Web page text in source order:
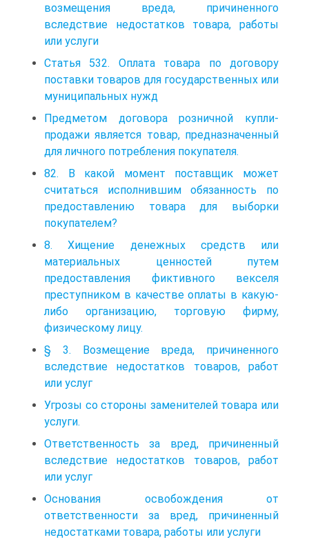
возмещения вреда, причиненного
вследствие недостатков товара, работы
или услуги
Статья 532. Оплата товара по договору
поставки товаров для государственных или
муниципальных нужд
Предметом договора розничной купли-
продажи является товар, предназначенный
для личного потребления покупателя.
82. В какой момент поставщик может
считаться исполнившим обязанность по
предоставлению товара для выборки
покупателем?
8. Хищение денежных средств или
материальных ценностей путем
предоставления фиктивного векселя
преступником в качестве оплаты в какую-
либо организацию, торговую фирму,
физическому лицу.
§ 3. Возмещение вреда, причиненного
вследствие недостатков товаров, работ
или услуг
Угрозы со стороны заменителей товара или
услуги.
Ответственность за вред, причиненный
вследствие недостатков товаров, работ
или услуг
Основания освобождения от
ответственности за вред, причиненный
недостатками товара, работы или услуги